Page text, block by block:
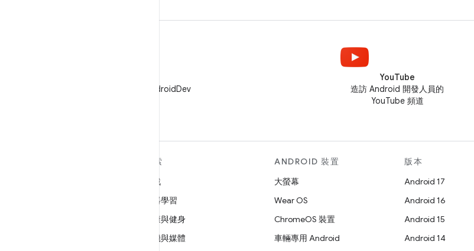
在 X 中追蹤 @AndroidDev
YouTube
造訪 Android 開發人員的
YouTube 頻道
探索
遊戲
機器學習
健康與健身
相機與媒體
ANDROID 裝置
大螢幕
Wear OS
ChromeOS 裝置
車輛專用 Android
版本
Android 17
Android 16
Android 15
Android 14